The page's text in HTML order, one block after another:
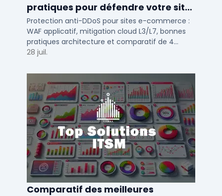
pratiques pour défendre votre site
e-commerce en 2025
Protection anti-DDoS pour sites e-commerce :
WAF applicatif, mitigation cloud L3/L7, bonnes
pratiques architecture et comparatif de 4
solutions testees par des DSI en 2025.
28 juil.
Comparatif des meilleures